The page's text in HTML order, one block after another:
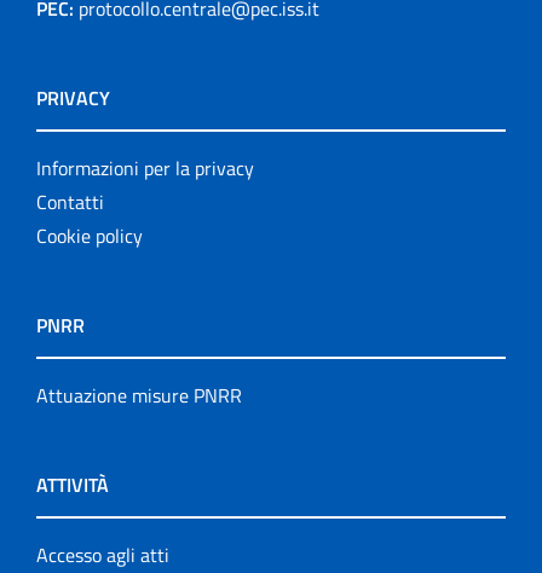
PEC: protocollo.centrale@pec.iss.it
PRIVACY
Informazioni per la privacy
Contatti
Cookie policy
PNRR
Attuazione misure PNRR
ATTIVITÀ
Accesso agli atti